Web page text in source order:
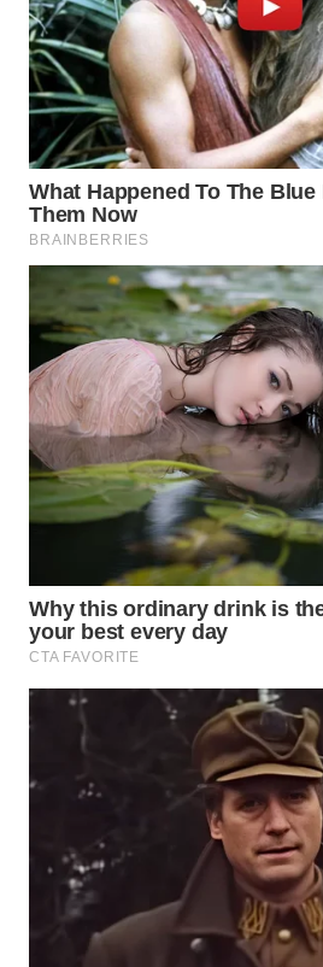
WN
SIMALUNGUN
WN
LABUHANBATU
WN
TAPANULI
TENGAH
WN DELI
SERDANG
WN
TEBING
TINGGI
WN
WN
KARAWANG
WN
BEKASI
WN
WN
DEPOK